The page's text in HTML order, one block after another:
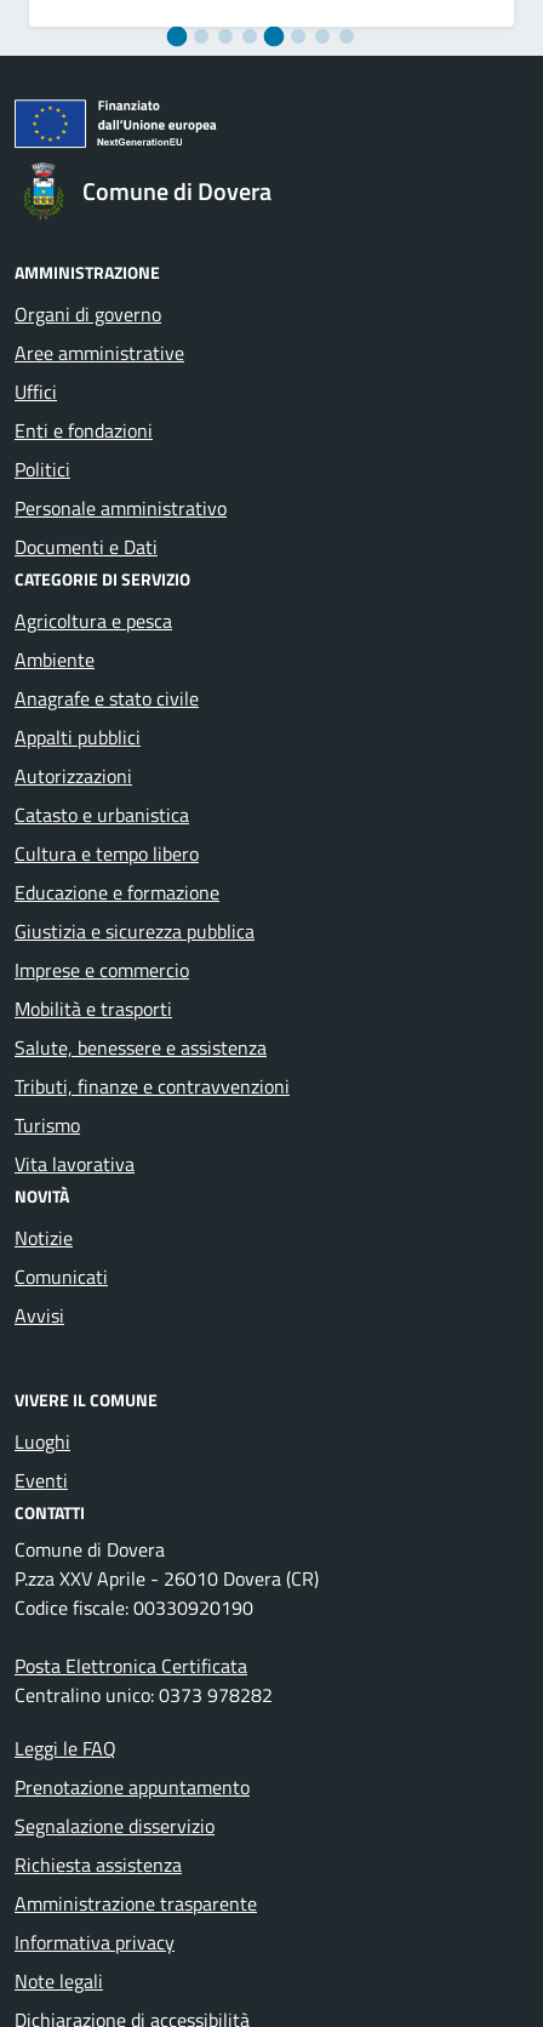
Comune di Dovera
AMMINISTRAZIONE
Organi di governo
Aree amministrative
Uffici
Enti e fondazioni
Politici
Personale amministrativo
Documenti e Dati
CATEGORIE DI SERVIZIO
Agricoltura e pesca
Ambiente
Anagrafe e stato civile
Appalti pubblici
Autorizzazioni
Catasto e urbanistica
Cultura e tempo libero
Educazione e formazione
Giustizia e sicurezza pubblica
Imprese e commercio
Mobilità e trasporti
Salute, benessere e assistenza
Tributi, finanze e contravvenzioni
Turismo
Vita lavorativa
NOVITÀ
Notizie
Comunicati
Avvisi
VIVERE IL COMUNE
Luoghi
Eventi
CONTATTI
Comune di Dovera
P.zza XXV Aprile - 26010 Dovera (CR)
Codice fiscale: 00330920190
Posta Elettronica Certificata
Centralino unico: 0373 978282
Leggi le FAQ
Prenotazione appuntamento
Segnalazione disservizio
Richiesta assistenza
Amministrazione trasparente
Informativa privacy
Note legali
Dichiarazione di accessibilità